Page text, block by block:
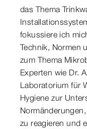
das Thema
fokussiere ich
Technik, Normen
zum Thema
Experten wie Dr.
Laboratorium für
Hygiene zur
zu reagieren und